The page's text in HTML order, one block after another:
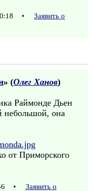
•
Заявить о
» (Олег Ханов)
Раймонде Дьен
небольшой, она
от Приморского
•
Заявить о